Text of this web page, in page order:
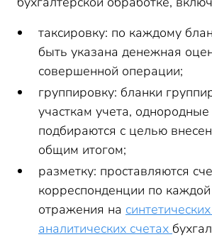
таксировку: по каждому
быть указана денежная
совершенной операции;
группировку: бланки
участкам учета,
подбираются с целью
общим итогом;
разметку: проставляются
корреспонденции по
отражения на
аналитических счетах